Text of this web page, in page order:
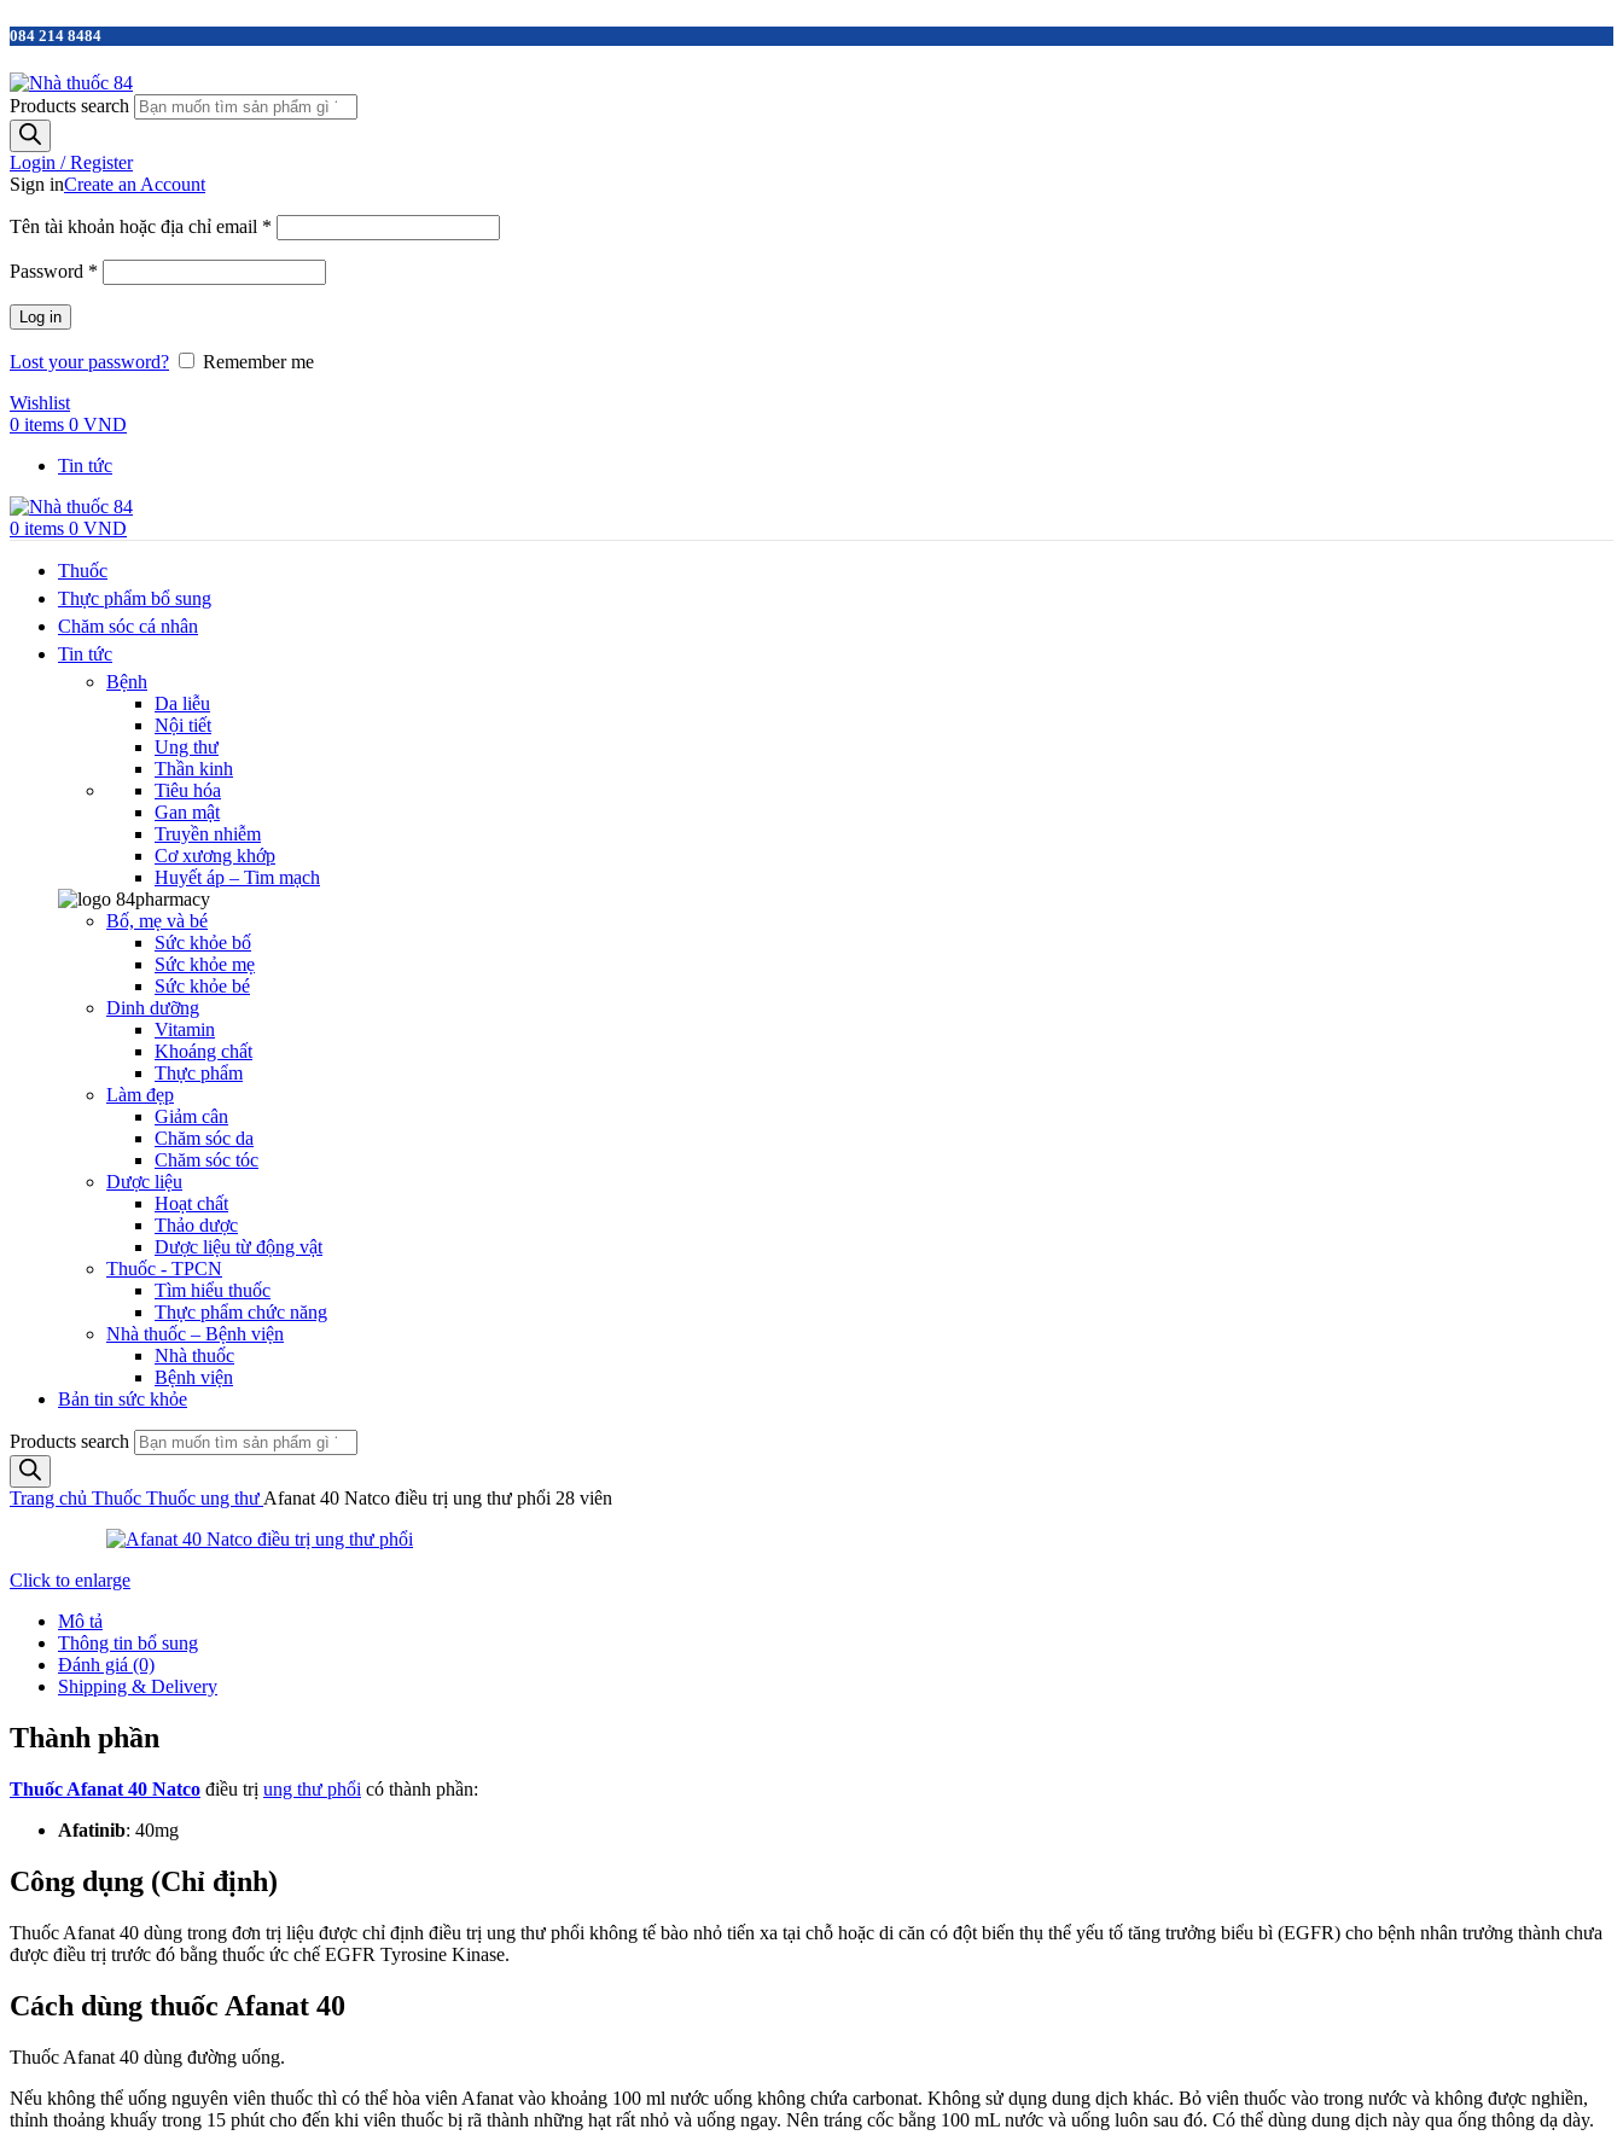
084 214 8484
Products search
Login / Register
Sign inCreate an Account
Tên tài khoản hoặc địa chỉ email *
Password *
Log in
Lost your password?
Remember me
Wishlist
0 items 0 VND
Tin tức
0 items 0 VND
Thuốc
Thực phẩm bổ sung
Chăm sóc cá nhân
Tin tức
Bệnh
Da liễu
Nội tiết
Ung thư
Thần kinh
Tiêu hóa
Gan mật
Truyền nhiễm
Cơ xương khớp
Huyết áp – Tim mạch
Bố, mẹ và bé
Sức khỏe bố
Sức khỏe mẹ
Sức khỏe bé
Dinh dưỡng
Vitamin
Khoáng chất
Thực phẩm
Làm đẹp
Giảm cân
Chăm sóc da
Chăm sóc tóc
Dược liệu
Hoạt chất
Thảo dược
Dược liệu từ động vật
Thuốc - TPCN
Tìm hiểu thuốc
Thực phẩm chức năng
Nhà thuốc – Bệnh viện
Nhà thuốc
Bệnh viện
Bản tin sức khỏe
Products search
Trang chủ Thuốc Thuốc ung thư Afanat 40 Natco điều trị ung thư phổi 28 viên
Click to enlarge
Mô tả
Thông tin bổ sung
Đánh giá (0)
Shipping & Delivery
Thành phần
Thuốc Afanat 40 Natco điều trị ung thư phổi có thành phần:
Afatinib: 40mg
Công dụng (Chỉ định)
Thuốc Afanat 40 dùng trong đơn trị liệu được chỉ định điều trị ung thư phổi không tế bào nhỏ tiến xa tại chỗ hoặc di căn có đột biến thụ thể yếu tố tăng trưởng biểu bì (EGFR) cho bệnh nhân trưởng thành chưa
được điều trị trước đó bằng thuốc ức chế EGFR Tyrosine Kinase.
Cách dùng thuốc Afanat 40
Thuốc Afanat 40 dùng đường uống.
Nếu không thể uống nguyên viên thuốc thì có thể hòa viên Afanat vào khoảng 100 ml nước uống không chứa carbonat. Không sử dụng dung dịch khác. Bỏ viên thuốc vào trong nước và không được nghiền,
thỉnh thoảng khuấy trong 15 phút cho đến khi viên thuốc bị rã thành những hạt rất nhỏ và uống ngay. Nên tráng cốc bằng 100 mL nước và uống luôn sau đó. Có thể dùng dung dịch này qua ống thông dạ dày.